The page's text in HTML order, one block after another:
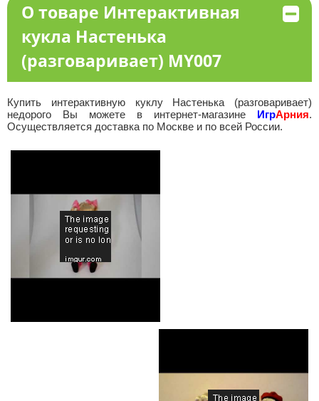
О товаре Интерактивная
кукла Настенька
(разговаривает) MY007
Купить интерактивную куклу Настенька (разговаривает)
недорого Вы можете в интернет-магазине ИгрАрния.
Осуществляется доставка по Москве и по всей России.